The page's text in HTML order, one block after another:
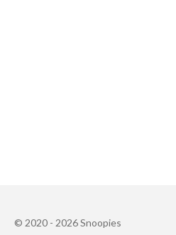
© 2020 - 2026 Snoopies